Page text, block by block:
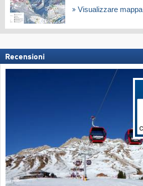
Visualizzare mappa
Recensioni